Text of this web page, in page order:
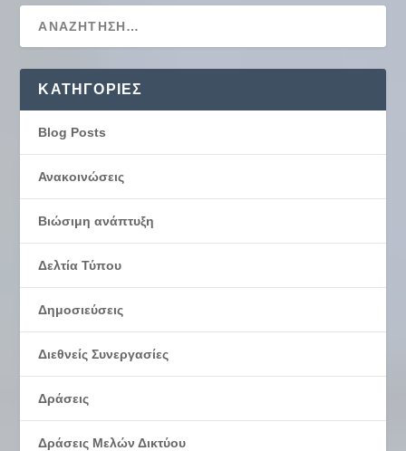
KΑΤΗΓΟΡΊΕΣ
Blog Posts
Ανακοινώσεις
Βιώσιμη ανάπτυξη
Δελτία Τύπου
Δημοσιεύσεις
Διεθνείς Συνεργασίες
Δράσεις
Δράσεις Μελών Δικτύου